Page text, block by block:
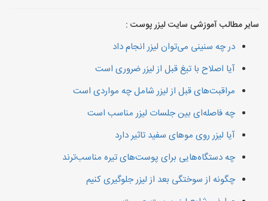
سایر مطالب آموزشی سایت لیزر پوست :
در چه سنینی می‌توان لیزر انجام داد
آیا اصلاح با تیغ قبل از لیزر ضروری است
مراقبت‌های قبل از لیزر شامل چه مواردی است
چه فاصله‌ای بین جلسات لیزر مناسب است
آیا لیزر روی موهای سفید تاثیر دارد
چه دستگاه‌هایی برای پوست‌های تیره مناسب‌ترند
چگونه از سوختگی بعد از لیزر جلوگیری کنیم